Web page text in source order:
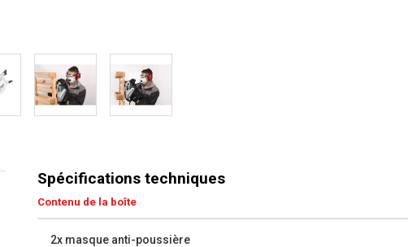
Spécifications techniques
Contenu de la boîte
2x masque anti-poussière